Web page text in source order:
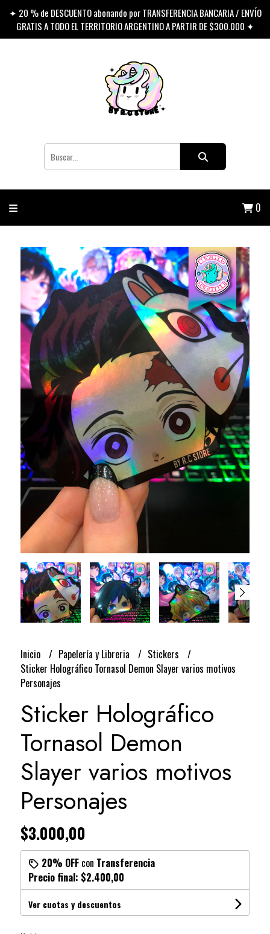
✦ 20 % de DESCUENTO abonando por TRANSFERENCIA BANCARIA / ENVÍO
GRATIS A TODO EL TERRITORIO ARGENTINO A PARTIR DE $300.000 ✦
0
Inicio Papelería y Libreria
Stickers
Sticker Holográfico Tornasol Demon Slayer varios motivos
Personajes
Sticker Holográfico
Tornasol Demon
Slayer varios motivos
Personajes
$3.000,00
20% OFFcon Transferencia
Precio final: $2.400,00
Ver cuotas y descuentos